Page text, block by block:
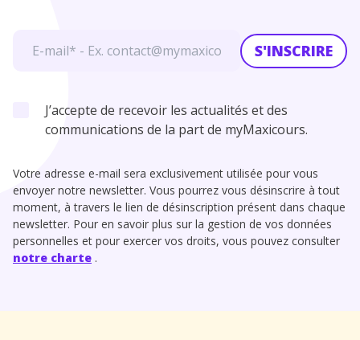
S'INSCRIRE
J’accepte de recevoir les actualités et des
communications de la part de myMaxicours.
Votre adresse e-mail sera exclusivement utilisée pour vous
envoyer notre newsletter. Vous pourrez vous désinscrire à tout
moment, à travers le lien de désinscription présent dans chaque
newsletter. Pour en savoir plus sur la gestion de vos données
personnelles et pour exercer vos droits, vous pouvez consulter
notre charte .